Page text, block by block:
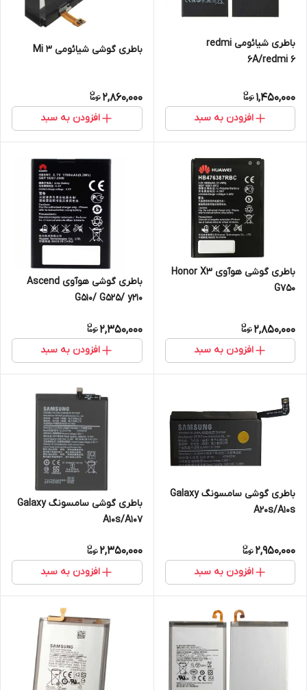
باطری شیائومی redmi
6A/redmi 6
1,450,000
افزودن به سبد
باطری گوشی شیائومی Mi 3
2,860,000
افزودن به سبد
باطری گوشی هوآوی Honor X3
G750
2,850,000
افزودن به سبد
باطری گوشی هوآوی Ascend
G510/ G525/ y210
2,350,000
افزودن به سبد
باطری گوشی سامسونگ Galaxy
A20s/A10s
2,950,000
افزودن به سبد
باطری گوشی سامسونگ Galaxy
A10s/A107
2,350,000
افزودن به سبد